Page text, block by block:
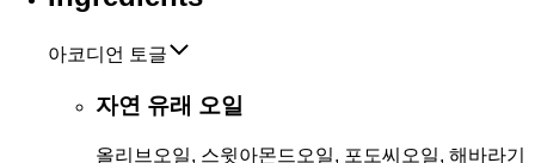
아코디언 토글
자연 유래 오일
올리브오일, 스윗아몬드오일, 포도씨오일, 해바라기